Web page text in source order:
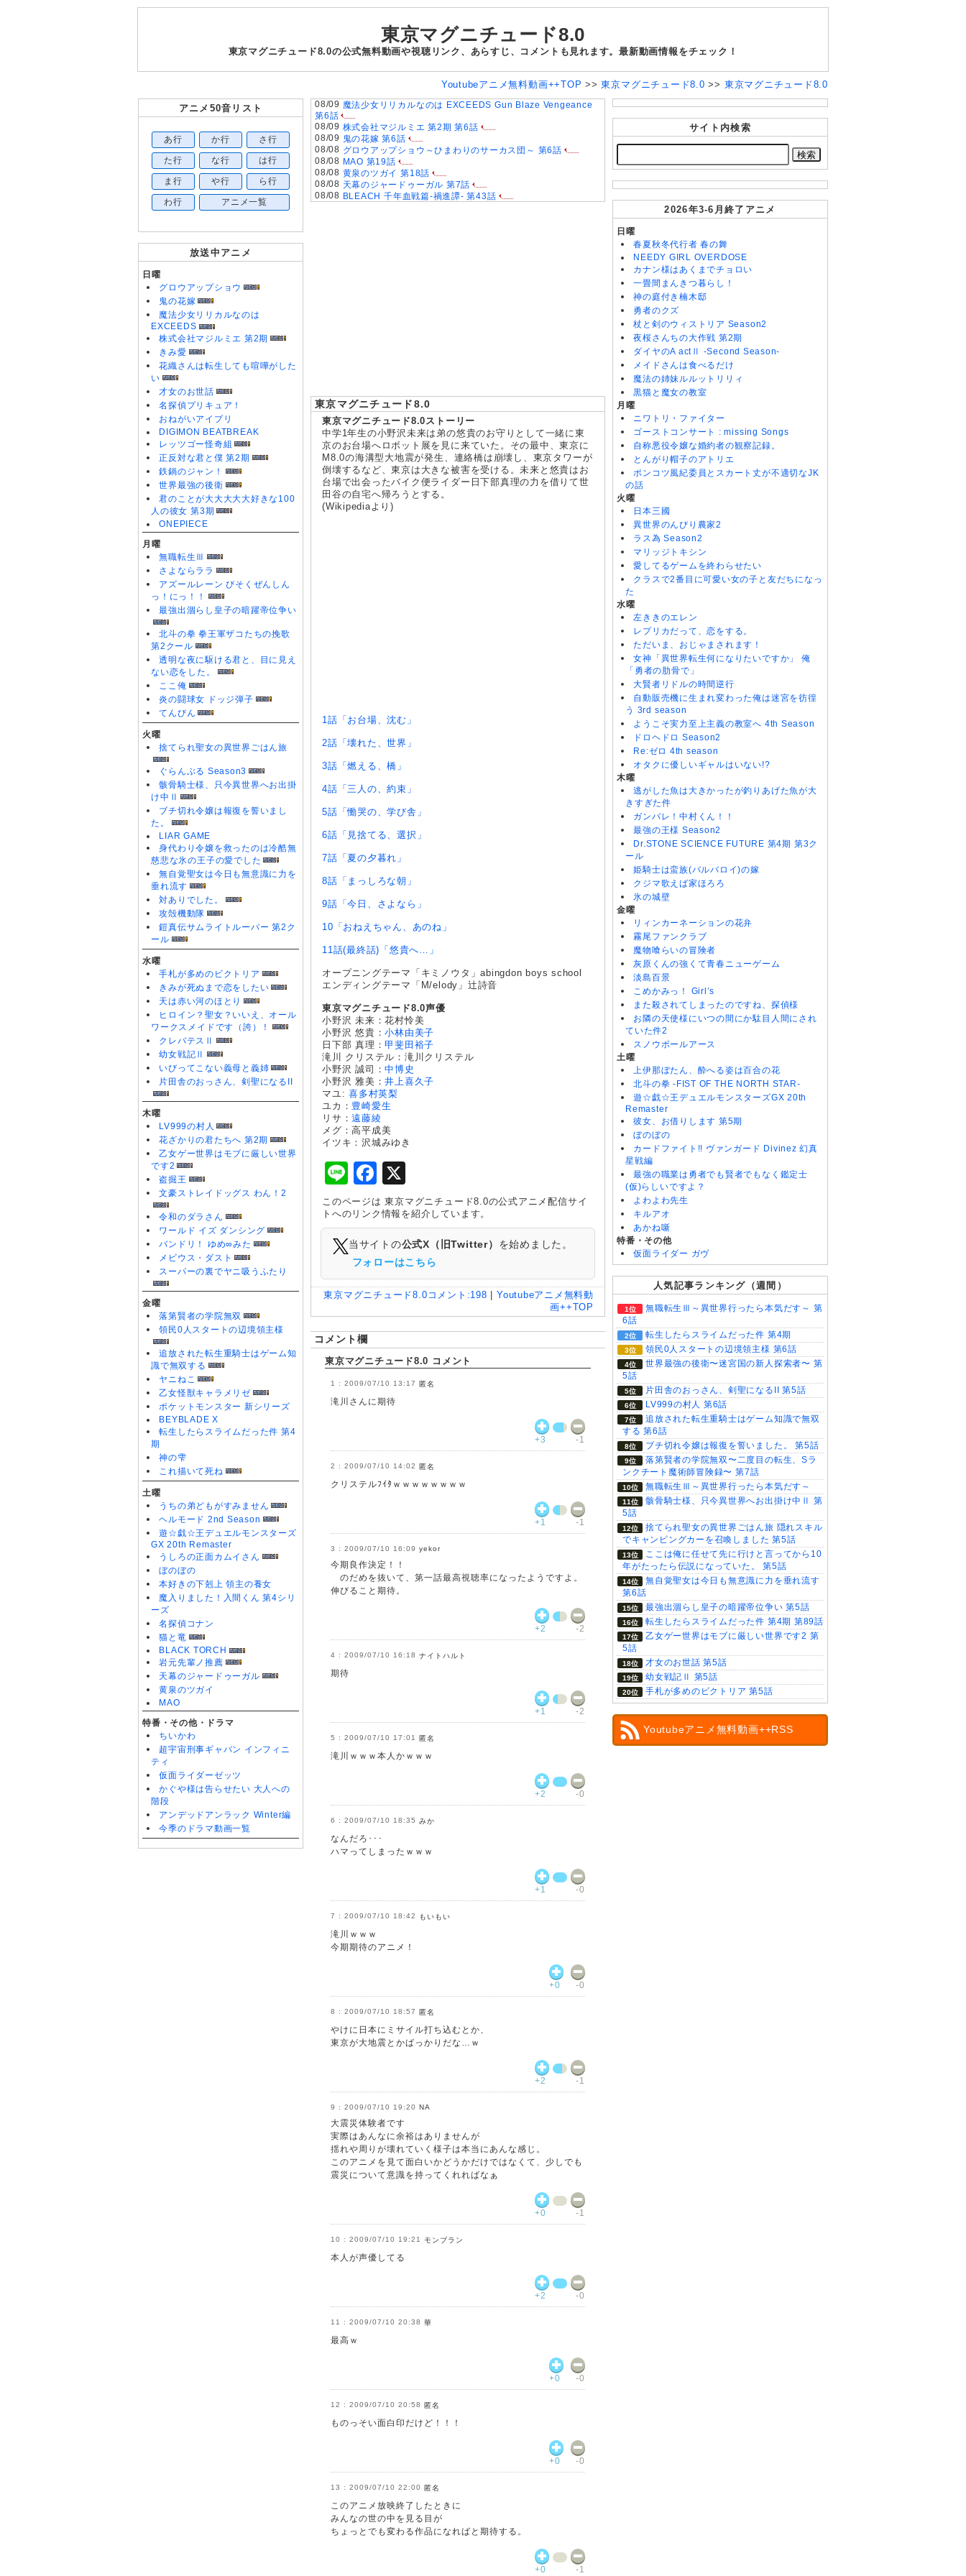
東京マグニチュード8.0
東京マグニチュード8.0の公式無料動画や視聴リンク、あらすじ、コメントも見れます。最新動画情報をチェック！
Youtubeアニメ無料動画++TOP>>東京マグニチュード8.0>> 東京マグニチュード8.0
アニメ50音リスト
あ行 か行 さ行
た行 な行 は行
ま行 や行 ら行
わ行 アニメ一覧
放送中アニメ
日曜
グロウアップショウ
鬼の花嫁
魔法少女リリカルなのは
EXCEEDS
株式会社マジルミエ 第2期
きみ愛
花織さんは転生しても喧嘩がした
い
才女のお世話
名探偵プリキュア！
おねがいアイプリ
DIGIMON BEATBREAK
レッツゴー怪奇組
正反対な君と僕 第2期
鉄鍋のジャン！
世界最強の後衛
君のことが大大大大大好きな100
人の彼女 第3期
ONEPIECE
月曜
無職転生Ⅲ
さよならララ
アズールレーン びそくぜんしん
っ！にっ！！
最強出涸らし皇子の暗躍帝位争い
北斗の拳 拳王軍ザコたちの挽歌
第2クール
透明な夜に駆ける君と、目に見え
ない恋をした。
ここ俺
炎の闘球女 ドッジ弾子
てんびん
火曜
捨てられ聖女の異世界ごはん旅
ぐらんぶる Season3
骸骨騎士様、只今異世界へお出掛
け中Ⅱ
ブチ切れ令嬢は報復を誓いまし
た。
LIAR GAME
身代わり令嬢を救ったのは冷酷無
慈悲な氷の王子の愛でした
無自覚聖女は今日も無意識に力を
垂れ流す
対ありでした。
攻殻機動隊
鎧真伝サムライトルーパー 第2ク
ール
水曜
手札が多めのビクトリア
きみが死ぬまで恋をしたい
天は赤い河のほとり
ヒロイン？聖女？いいえ、オール
ワークスメイドです（誇）！
クレバテスⅡ
幼女戦記Ⅱ
いびってこない義母と義姉
片田舎のおっさん、剣聖になるII
木曜
LV999の村人
花ざかりの君たちへ 第2期
乙女ゲー世界はモブに厳しい世界
です2
盗掘王
文豪ストレイドッグス わん！2
令和のダラさん
ワールド イズ ダンシング
バンドリ！ ゆめ∞みた
メビウス・ダスト
スーパーの裏でヤニ吸うふたり
金曜
落第賢者の学院無双
領民0人スタートの辺境領主様
追放された転生重騎士はゲーム知
識で無双する
ヤニねこ
乙女怪獣キャラメリゼ
ポケットモンスター 新シリーズ
BEYBLADE X
転生したらスライムだった件 第4
期
神の雫
これ描いて死ね
土曜
うちの弟どもがすみません
ヘルモード 2nd Season
遊☆戯☆王デュエルモンスターズ
GX 20th Remaster
うしろの正面カムイさん
ぼのぼの
本好きの下剋上 領主の養女
魔入りました！入間くん 第4シリ
ーズ
名探偵コナン
猫と竜
BLACK TORCH
岩元先輩ノ推薦
天幕のジャードゥーガル
黄泉のツガイ
MAO
特番・その他・ドラマ
ちいかわ
超宇宙刑事ギャバン インフィニ
ティ
仮面ライダーゼッツ
かぐや様は告らせたい 大人への
階段
アンデッドアンラック Winter編
今季のドラマ動画一覧
08/09 魔法少女リリカルなのは EXCEEDS Gun Blaze Vengeance
第6話
08/09 株式会社マジルミエ 第2期 第6話
08/09
鬼の花嫁 第6話
08/08 グロウアップショウ～ひまわりのサーカス団～ 第6話
08/08 MAO 第19話
08/08 黄泉のツガイ 第18話
08/08 天幕のジャードゥーガル 第7話
08/08 BLEACH 千年血戦篇-禍進譚- 第43話
東京マグニチュード8.0
東京マグニチュード8.0ストーリー
中学1年生の小野沢未来は弟の悠貴のお守りとして一緒に東
京のお台場へロボット展を見に来ていた。その最中、東京に
M8.0の海溝型大地震が発生、連絡橋は崩壊し、東京タワーが
倒壊するなど、東京は大きな被害を受ける。未来と悠貴はお
台場で出会ったバイク便ライダー日下部真理の力を借りて世
田谷の自宅へ帰ろうとする。
(Wikipediaより)
1話「お台場、沈む」
2話「壊れた、世界」
3話「燃える、橋」
4話「三人の、約束」
5話「慟哭の、学び舎」
6話「見捨てる、選択」
7話「夏の夕暮れ」
8話「まっしろな朝」
9話「今日、さよなら」
10「おねえちゃん、あのね」
11話(最終話)「悠貴へ…」
オープニングテーマ「キミノウタ」abingdon boys school
エンディングテーマ「M/elody」辻詩音
東京マグニチュード8.0声優
小野沢 未来：花村怜美
小野沢 悠貴：小林由美子
日下部 真理：甲斐田裕子
滝川 クリステル：滝川クリステル
小野沢 誠司：中博史
小野沢 雅美：井上喜久子
マユ:喜多村英梨
ユカ： 豊崎愛生
リサ：遠藤綾
メグ：高平成美
イツキ：沢城みゆき
LineFacebook
このページは 東京マグニチュード8.0の公式アニメ配信サイ
トへのリンク情報を紹介しています。
当サイトの公式X（旧Twitter） を始めました。
フォローはこちら
東京マグニチュード8.0 コメント:198 |Youtubeアニメ無料動
画++TOP
コメント欄
東京マグニチュード8.0 コメント
2009/07/10 13:17 匿名
滝川さんに期待
+3 -1
2009/07/10 14:02 匿名
クリステルﾌｲﾀｗｗｗｗｗｗｗｗ
+1 -1
2009/07/10 16:09 yekor
今期良作決定！！
のだめを抜いて、第一話最高視聴率になったようですよ。
伸びること期待。
+2 -2
2009/07/10 16:18 ナイトハルト
期待
+1 -2
2009/07/10 17:01 匿名
滝川ｗｗｗ本人かｗｗｗ
+2 -0
2009/07/10 18:35 みか
なんだろ･･･
ハマってしまったｗｗｗ
+1 -0
2009/07/10 18:42 もいもい
滝川ｗｗｗ
今期期待のアニメ！
+0 -0
2009/07/10 18:57 匿名
やけに日本にミサイル打ち込むとか、
東京が大地震とかばっかりだな…ｗ
+2 -1
2009/07/10 19:20 NA
大震災体験者です
実際はあんなに余裕はありませんが
揺れや周りが壊れていく様子は本当にあんな感じ。
このアニメを見て面白いかどうかだけではなくて、少しでも
震災について意識を持ってくれればなぁ
+0 -1
2009/07/10 19:21 モンブラン
本人が声優してる
+2 -0
2009/07/10 20:38 華
最高ｗ
+0 -0
2009/07/10 20:58 匿名
ものっそい面白印だけど！！！
+0 -0
2009/07/10 22:00 匿名
このアニメ放映終了したときに
みんなの世の中を見る目が
ちょっとでも変わる作品になればと期待する。
+0 -1
サイト内検索
2026年3-6月終了アニメ
日曜
春夏秋冬代行者 春の舞
NEEDY GIRL OVERDOSE
カナン様はあくまでチョロい
一畳間まんきつ暮らし！
神の庭付き楠木邸
勇者のクズ
杖と剣のウィストリア Season2
夜桜さんちの大作戦 第2期
ダイヤのA actⅡ -Second Season-
メイドさんは食べるだけ
魔法の姉妹ルルットリリィ
黒猫と魔女の教室
月曜
ニワトリ・ファイター
ゴーストコンサート : missing Songs
自称悪役令嬢な婚約者の観察記録。
とんがり帽子のアトリエ
ポンコツ風紀委員とスカート丈が不適切なJK
の話
火曜
日本三國
異世界のんびり農家2
ラス為 Season2
マリッジトキシン
愛してるゲームを終わらせたい
クラスで2番目に可愛い女の子と友だちになっ
た
水曜
左ききのエレン
レプリカだって、恋をする。
ただいま、おじゃまされます！
女神「異世界転生何になりたいですか」 俺
「勇者の肋骨で」
大賢者リドルの時間逆行
自動販売機に生まれ変わった俺は迷宮を彷徨
う 3rd season
ようこそ実力至上主義の教室へ 4th Season
ドロヘドロ Season2
Re:ゼロ 4th season
オタクに優しいギャルはいない!?
木曜
逃がした魚は大きかったが釣りあげた魚が大
きすぎた件
ガンバレ！中村くん！！
最強の王様 Season2
Dr.STONE SCIENCE FUTURE 第4期 第3ク
ール
姫騎士は蛮族(バルバロイ)の嫁
クジマ歌えば家ほろろ
氷の城壁
金曜
リィンカーネーションの花弁
霧尾ファンクラブ
魔物喰らいの冒険者
灰原くんの強くて青春ニューゲーム
淡島百景
こめかみっ！ Girl’s
また殺されてしまったのですね、探偵様
お隣の天使様にいつの間にか駄目人間にされ
ていた件2
スノウボールアース
土曜
上伊那ぼたん、酔へる姿は百合の花
北斗の拳 -FIST OF THE NORTH STAR-
遊☆戯☆王デュエルモンスターズGX 20th
Remaster
彼女、お借りします 第5期
ぼのぼの
カードファイト!! ヴァンガード Divinez 幻真
星戦編
最強の職業は勇者でも賢者でもなく鑑定士
(仮)らしいですよ？
よわよわ先生
キルアオ
あかね噺
特番・その他
仮面ライダー ガヴ
人気記事ランキング（週間）
無職転生Ⅲ～異世界行ったら本気だす～ 第
6話
転生したらスライムだった件 第4期
領民0人スタートの辺境領主様 第6話
世界最強の後衛〜迷宮国の新人探索者〜 第
5話
片田舎のおっさん、剣聖になるII 第5話
LV999の村人 第6話
追放された転生重騎士はゲーム知識で無双
する 第6話
ブチ切れ令嬢は報復を誓いました。 第5話
落第賢者の学院無双〜二度目の転生、Sラ
ンクチート魔術師冒険録〜 第7話
無職転生Ⅲ～異世界行ったら本気だす～
骸骨騎士様、只今異世界へお出掛け中Ⅱ 第
5話
捨てられ聖女の異世界ごはん旅 隠れスキル
でキャンピングカーを召喚しました 第5話
ここは俺に任せて先に行けと言ってから10
年がたったら伝説になっていた。 第5話
無自覚聖女は今日も無意識に力を垂れ流す
第6話
最強出涸らし皇子の暗躍帝位争い 第5話
転生したらスライムだった件 第4期 第89話
乙女ゲー世界はモブに厳しい世界です2 第
5話
才女のお世話 第5話
幼女戦記Ⅱ 第5話
手札が多めのビクトリア 第5話
Youtubeアニメ無料動画++RSS